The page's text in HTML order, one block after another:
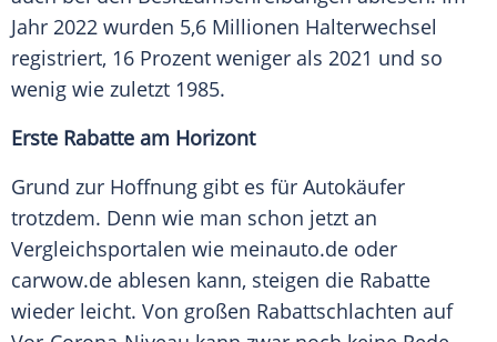
Jahr 2022 wurden 5,6 Millionen Halterwechsel
registriert, 16 Prozent weniger als 2021 und so
wenig wie zuletzt 1985.
Erste Rabatte am Horizont
Grund zur Hoffnung gibt es für Autokäufer
trotzdem. Denn wie man schon jetzt an
Vergleichsportalen wie meinauto.de oder
carwow.de ablesen kann, steigen die Rabatte
wieder leicht. Von großen Rabattschlachten auf